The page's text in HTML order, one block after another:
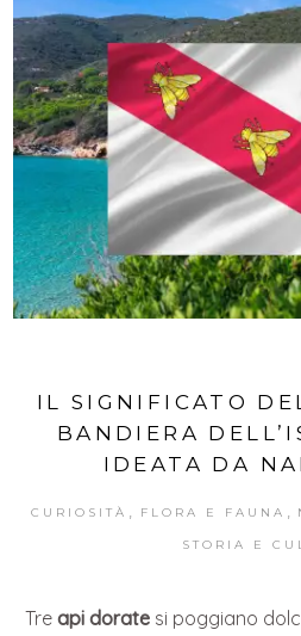
IL SIGNIFICATO
BANDIERA
IDEATA DA
CURIOSITÀ FLORA E FAUNA
STORIA E
Tre api dorate si poggiano